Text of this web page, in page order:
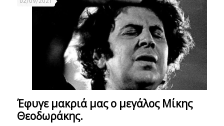
Έφυγε μακριά μας ο μεγάλος Μίκης
Θεοδωράκης.